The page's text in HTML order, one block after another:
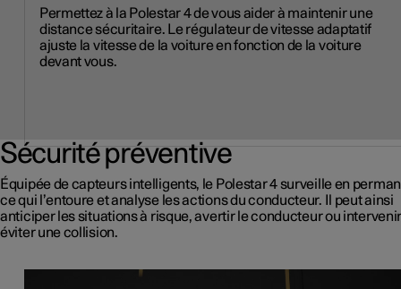
Permettez à la Polestar 4 de vous aider à maintenir une
distance sécuritaire. Le régulateur de vitesse adaptatif
ajuste la vitesse de la voiture en fonction de la voiture
devant vous.
Sécurité préventive
Équipée de capteurs intelligents, le Polestar 4 surveille en
ce qui l’entoure et analyse les actions du conducteur. Il peut ainsi
anticiper les situations à risque, avertir le conducteur ou
éviter une collision.